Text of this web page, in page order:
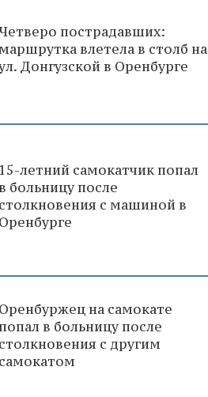
пострадавших:
влетела в столб на
Донгузской в Оренбурге
15-летний самокатчик попал
больницу после
столкновения с машиной в
Оренбурге
Оренбуржец на самокате
в больницу после
столкновения с другим
самокатом